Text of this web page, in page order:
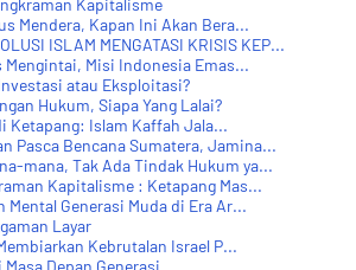
Kapitalisme
Mendera, Kapan Ini Akan Bera...
ISLAM MENGATASI KRISIS KEP...
Mengintai, Misi Indonesia Emas...
atau Eksploitasi?
Hukum, Siapa Yang Lalai?
Ketapang: Islam Kaffah Jala...
Pasca Bencana Sumatera, Jamina...
mana, Tak Ada Tindak Hukum ya...
Kapitalisme : Ketapang Mas...
Mental Generasi Muda di Era Ar...
Layar
Kebrutalan Israel P...
Depan Generasi